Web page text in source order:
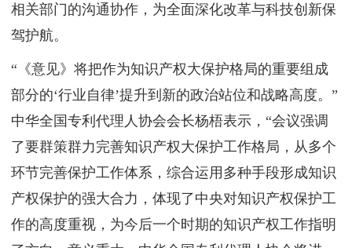
相关部门的沟通协作，为全面深化改革与科技创新保
驾护航。
“《意见》将把作为知识产权大保护格局的重要组成
部分的‘行业自律’提升到新的政治站位和战略高度。”
中华全国专利代理人协会会长杨梧表示，“会议强调
了要群策群力完善知识产权大保护工作格局，从多个
环节完善保护工作体系，综合运用多种手段形成知识
产权保护的强大合力，体现了中央对知识产权保护工
作的高度重视，为今后一个时期的知识产权工作指明